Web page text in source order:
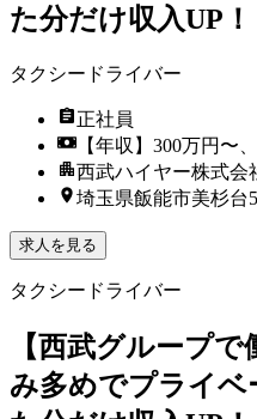
た分だけ収入UP！
タクシードライバー
正社員
【年収】300万円〜
西武ハイヤー株式会
埼玉県飯能市美杉台
求人を見る
タクシードライバー
【西武グループ
み多めでプライベ